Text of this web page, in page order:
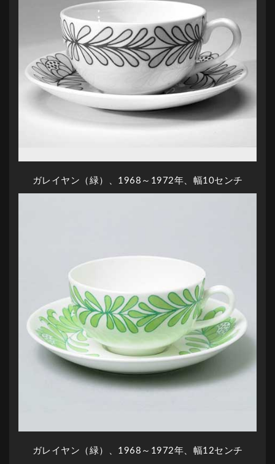
ガレイヤン（緑）、1968～1972年、幅10センチ
ガレイヤン（緑）、1968～1972年、幅12センチ